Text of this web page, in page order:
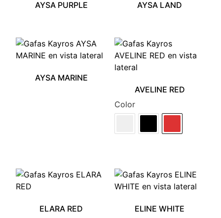
AYSA PURPLE AYSA LAND
AYSA MARINE
AVELINE RED
Color
ELARA RED
ELINE WHITE